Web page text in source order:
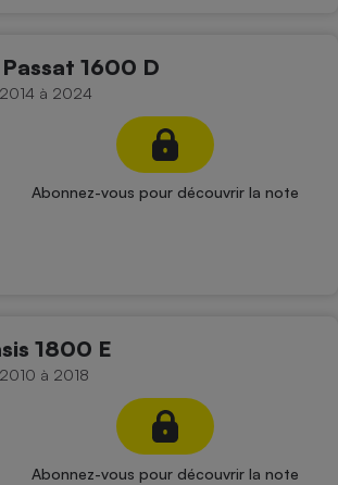
1600 D
à 2024
Abonnez-vous pour découvrir la note
1800 E
à 2018
Abonnez-vous pour découvrir la note